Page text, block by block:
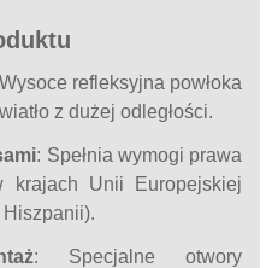
refleksyjna powłoka
z dużej odległości.
: Spełnia wymogi prawa
krajach Unii Europejskiej
Hiszpanii).
: Specjalne otwory